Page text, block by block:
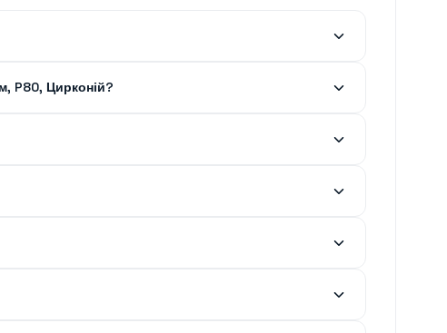
P80, Цирконій?